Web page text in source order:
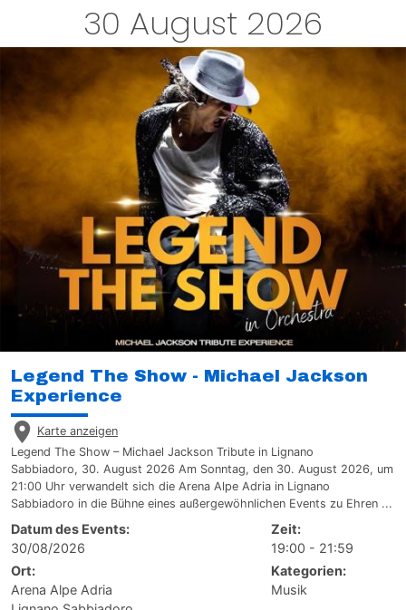
30 August 2026
Legend The Show - Michael Jackson
Experience
Karte anzeigen
Legend The Show – Michael Jackson Tribute in Lignano
Sabbiadoro, 30. August 2026 Am Sonntag, den 30. August 2026, um
21:00 Uhr verwandelt sich die Arena Alpe Adria in Lignano
Sabbiadoro in die Bühne eines außergewöhnlichen Events zu Ehren ...
Datum des Events:
30/08/2026
Zeit:
19:00 - 21:59
Ort:
Arena Alpe Adria
Kategorien:
Musik